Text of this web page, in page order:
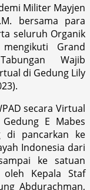
Militer Mayjen
bersama para
seluruh Organik
Grand
Wajib
di Gedung Lily
secara Virtual
E Mabes
di pancarkan ke
Indonesia dari
ke satuan
Kepala Staf
Abdurachman,